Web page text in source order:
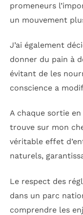
promeneurs
un mouvement
J’ai également
donner du pain à
évitant de les
conscience a
A chaque sortie
trouve sur mon
véritable effet
naturels,
Le respect des
dans un parc
comprendre les